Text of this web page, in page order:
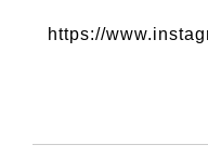
https://